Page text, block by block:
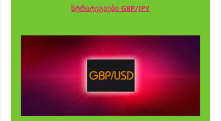
სტრატეგიები GBP/JPY